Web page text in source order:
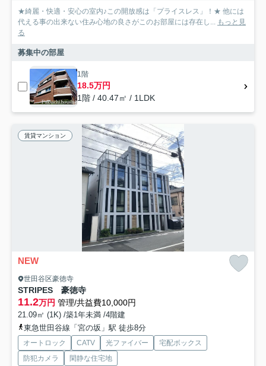
★綺麗・快適・安心の室内♪この開放感は「プライスレス」！★ 他には
代える事の出来ない住み心地の良さがこのお部屋には存在し... もっと見
る
募集中の部屋
1階
18.5万円
1階 / 40.47㎡ / 1LDK
賃貸マンション
NEW
世田谷区豪徳寺
STRIPES 豪徳寺
11.2万円 管理/共益費10,000円
21.09㎡ (1K) /築1年未満 /4階建
東急世田谷線「宮の坂」駅 徒歩8分
オートロック CATV 光ファイバー
宅配ボックス
防犯カメラ
閑静な住宅地